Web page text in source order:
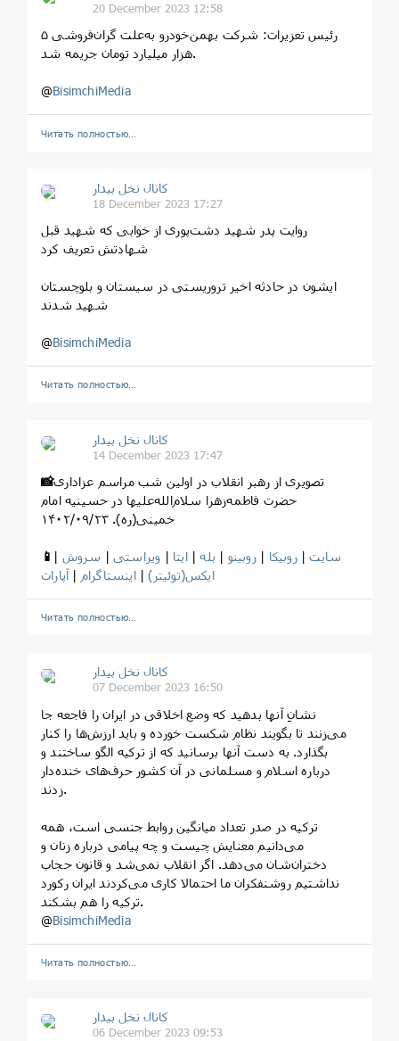
20 December 2023 12:58
رئیس تعزیرات: شرکت بهمن‌‌خودرو به‌علت گران‌فروشی ۵
هزار میلیارد تومان جریمه شد.
@BisimchiMedia
Читать полностью…
کانال نخل بیدار
18 December 2023 17:27
روایت پدر شهید دشت‌پوری از خوابی که شهید قبل
شهادتش تعریف کرد
ایشون در حادثه اخیر تروریستی در سیستان و بلوچستان
شهید شدند
@BisimchiMedia
Читать полностью…
کانال نخل بیدار
14 December 2023 17:47
📸تصویری از رهبر انقلاب در اولین شب مراسم عزاداری
حضرت فاطمه‌زهرا سلام‌الله‌علیها در حسینیه امام
خمینی(ره). ۱۴۰۲/۰۹/۲۳
📱 سایت|روبیکا |روبینو | بله|ایتا | ویراستی| سروش |
ایکس(توئیتر)|اینستاگرام |آپارات
Читать полностью…
کانال نخل بیدار
07 December 2023 16:50
نشانِ آنها بدهید که وضع اخلاقی در ایران را فاجعه جا
می‌زنند تا بگویند نظام شکست خورده و باید ارزش‌ها را کنار
بگذارد‌. به دست آنها برسانید که از ترکیه الگو ساختند و
درباره اسلام و مسلمانی در آن کشور حرف‌های خنده‌دار
زدند.
ترکیه در صدر تعداد میانگین روابط جنسی است، همه
می‌دانیم معنایش چیست و چه پیامی درباره زنان‌ و
دختران‌شان می‌دهد. اگر انقلاب نمی‌شد و قانون حجاب
نداشتیم روشنفکران ما احتمالا کاری می‌کردند ایران رکورد
ترکیه را هم بشکند.
@BisimchiMedia
Читать полностью…
کانال نخل بیدار
06 December 2023 09:53